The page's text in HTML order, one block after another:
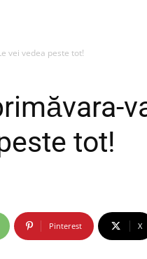
vei vedea peste tot!
tot!
Pinterest X